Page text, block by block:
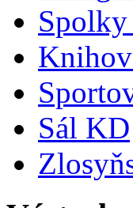
Spolky
Sál KD